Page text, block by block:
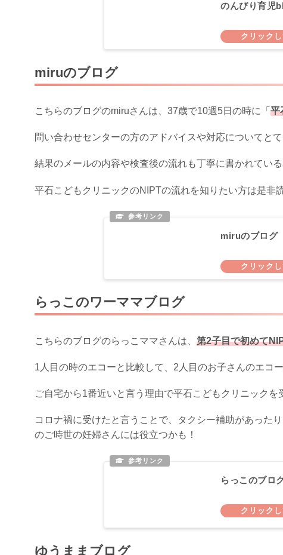
のんびり育児
miruのブログ
こちらのブログのmiruさんは、37歳で10週5日の時に「 平
問い合わせセンターの方のアドバイスや対応についてと
結果のメールの内容や検査後の流れも丁寧に書かれている
平石こどもクリニックのNIPTの流れを知りたい方は是非
miruのブログ
らっこのワーママブログ
こちらのブログのらっこママさんは、 第2子目で初めて
1人目の時のエコーと比較して、2人目のお子さんのエコ
ご自宅から1番近いと言う理由で平石こどもクリニックを
コロナ禍に受けたと言うことで、タクシー補助があった
のご時世の妊婦さんには役立つかも！
らっこのブロ
ゆうままブログ